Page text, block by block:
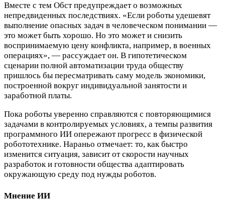
Вместе с тем Обст предупреждает о возможных
непредвиденных последствиях. «Если роботы удешевят
выполнение опасных задач в человеческом понимании —
это может быть хорошо. Но это может и снизить
воспринимаемую цену конфликта, например, в военных
операциях», — рассуждает он. В гипотетическом
сценарии полной автоматизации труда обществу
пришлось бы пересматривать саму модель экономики,
построенной вокруг индивидуальной занятости и
заработной платы.
Пока роботы уверенно справляются с повторяющимися
задачами в контролируемых условиях, а темпы развития
программного ИИ опережают прогресс в физической
робототехнике. Нараньо отмечает: то, как быстро
изменится ситуация, зависит от скорости научных
разработок и готовности общества адаптировать
окружающую среду под нужды роботов.
Мнение ИИ